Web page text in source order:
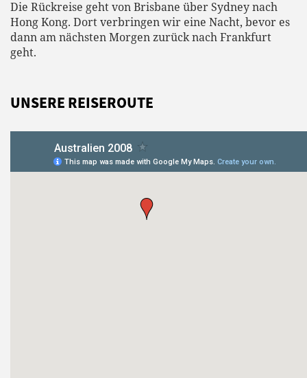
Die Rückreise geht von Brisbane über Sydney nach
Hong Kong. Dort verbringen wir eine Nacht, bevor es
dann am nächsten Morgen zurück nach Frankfurt
geht.
UNSERE REISEROUTE